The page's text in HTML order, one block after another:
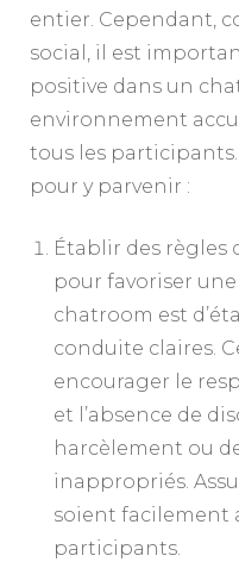
entier. Cependant,
social, il est
positive dans un
environnement
tous les
pour y parvenir :
Établir des règles
pour favoriser
chatroom est
conduite claires.
encourager le
et l’absence de
harcèlement ou
inappropriés.
soient facilement
participants.